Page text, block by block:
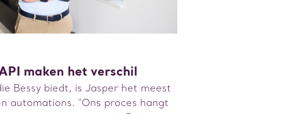
maken het verschil
Bessy biedt, is Jasper het meest
automations. "Ons proces hangt